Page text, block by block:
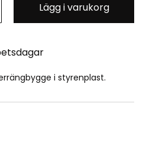
Lägg i varukorg
i styrenplast.
Strip 1.0 x 4.0 x 350mm